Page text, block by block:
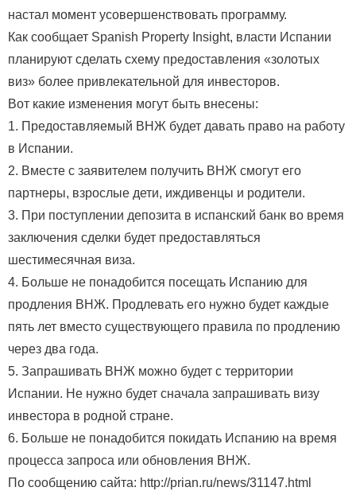
настал момент усовершенствовать программу.
Как сообщает Spanish Property Insight, власти Испании
планируют сделать схему предоставления «золотых
виз» более привлекательной для инвесторов.
Вот какие изменения могут быть внесены:
1. Предоставляемый ВНЖ будет давать право на работу
в Испании.
2. Вместе с заявителем получить ВНЖ смогут его
партнеры, взрослые дети, иждивенцы и родители.
3. При поступлении депозита в испанский банк во время
заключения сделки будет предоставляться
шестимесячная виза.
4. Больше не понадобится посещать Испанию для
продления ВНЖ. Продлевать его нужно будет каждые
пять лет вместо существующего правила по продлению
через два года.
5. Запрашивать ВНЖ можно будет с территории
Испании. Не нужно будет сначала запрашивать визу
инвестора в родной стране.
6. Больше не понадобится покидать Испанию на время
процесса запроса или обновления ВНЖ.
По сообщению сайта: http://prian.ru/news/31147.html